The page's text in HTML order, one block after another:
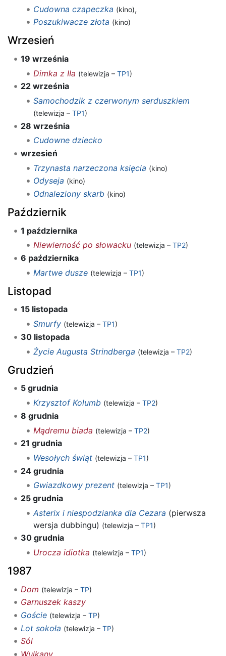
Cudowna czapeczka (kino),
Poszukiwacze złota (kino)
Wrzesień
19 września
Dimka z IIa (telewizja –TP1)
22 września
Samochodzik z czerwonym serduszkiem
(telewizja –TP1)
28 września
Cudowne dziecko
wrzesień
Trzynasta narzeczona księcia (kino)
Odyseja (kino)
Odnaleziony skarb (kino)
Październik
1 października
Niewierność po słowacku (telewizja –TP2)
6 października
Martwe dusze (telewizja –TP1)
Listopad
15 listopada
Smurfy (telewizja –TP1)
30 listopada
Życie Augusta Strindberga (telewizja –TP2)
Grudzień
5 grudnia
Krzysztof Kolumb (telewizja –TP2)
8 grudnia
Mądremu biada (telewizja –TP2)
21 grudnia
Wesołych świąt (telewizja –TP1)
24 grudnia
Gwiazdkowy prezent (telewizja –TP1)
25 grudnia
Asterix i niespodzianka dla Cezara (pierwsza
wersja dubbingu) (telewizja –TP1)
30 grudnia
Urocza idiotka (telewizja –TP1)
1987
Dom (telewizja – TP)
Garnuszek kaszy
Goście (telewizja – TP)
Lot sokoła (telewizja – TP)
Sól
Wulkany